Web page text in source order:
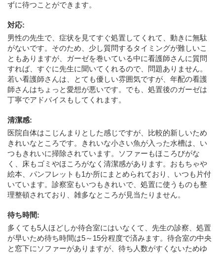
ずに待つことができます。
対応:
男性の先生で、症状を見てすぐ処置してくれて、動きに無駄
がないです。そのため、少し質問するタイミングが難しいこ
ともありますが、ガーゼを巻いている中に看護師さんに質問
すれば、すぐに先生に聞いてくれるので、問題ありません。
若い看護師さんは、とても優しい雰囲気ですが、年配の看護
師さんはちょっと愛想が悪いです。でも、処置後のガーゼは
丁寧でアドバイスもしてくれます。
清潔感:
医院自体はこじんまりとした感じですが、比較的新しいため
きれいなところです。きれいな小さい魚が入った水槽は、い
つもきれいに掃除されています。ソファーもほころびがな
く、床もゴミやほころがなく清潔感があります。おもちゃや
絵本、パンフレットも1か所にまとめられており、いつも片付
いています。診察室もいつもきれいで、処置に使うものも整
理整頓されており、雑多なところが見当たりません。
待ち時間:
多くても5人ほどしか待合室にはいなくて、先生の診察、処置
が早いため待ち時間は5～15分程度で済みます。待合室の中央
と窓下にソファーがありますが、待ち人数がすくないためゆ